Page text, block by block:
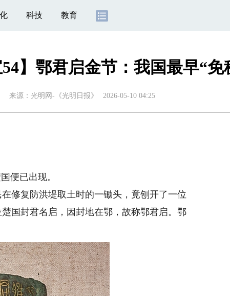
科技 教育
54】鄂君启金节：我国最早“
来源： 光明网-《光明日报》 2026-05-10 04:25
便已出现。
复防洪堤取土时的一锄头，竟刨开了一位
国封君名启，因封地在鄂，故称鄂君启。鄂